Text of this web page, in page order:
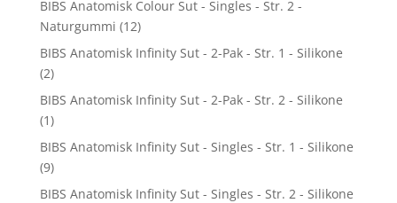
BIBS Anatomisk Colour Sut - Singles - Str. 2 -
Naturgummi (12)
BIBS Anatomisk Infinity Sut - 2-Pak - Str. 1 - Silikone
(2)
BIBS Anatomisk Infinity Sut - 2-Pak - Str. 2 - Silikone
(1)
BIBS Anatomisk Infinity Sut - Singles - Str. 1 - Silikone
(9)
BIBS Anatomisk Infinity Sut - Singles - Str. 2 - Silikone